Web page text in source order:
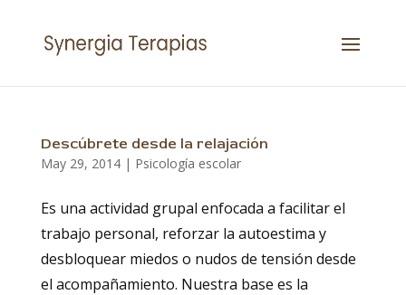
Descúbrete desde la relajación
May 29, 2014| Psicología escolar
Es una actividad grupal enfocada a facilitar el
trabajo personal, reforzar la autoestima y
desbloquear miedos o nudos de tensión desde
el acompañamiento. Nuestra base es la